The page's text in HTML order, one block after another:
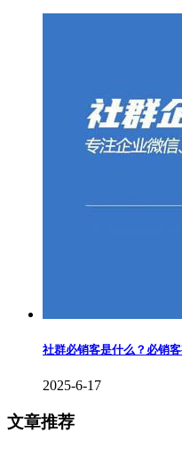
社群必销客是什么？必销
2025-6-17
文章推荐